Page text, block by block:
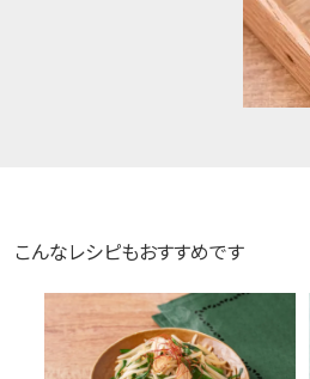
こんなレシピもおすすめです